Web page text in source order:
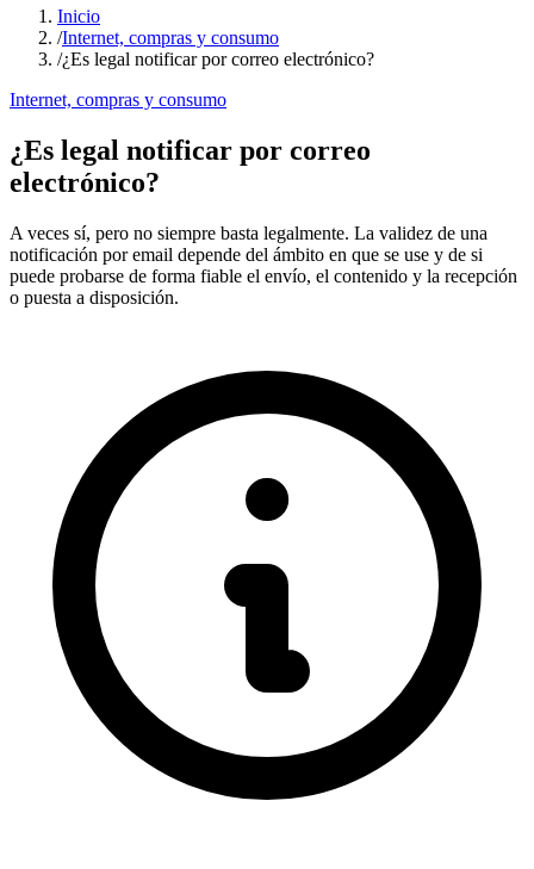
Inicio
/Internet, compras y consumo
/¿Es legal notificar por correo electrónico?
Internet, compras y consumo
¿Es legal notificar por correo
electrónico?
A veces sí, pero no siempre basta legalmente. La validez de una
notificación por email depende del ámbito en que se use y de si
puede probarse de forma fiable el envío, el contenido y la recepción
o puesta a disposición.